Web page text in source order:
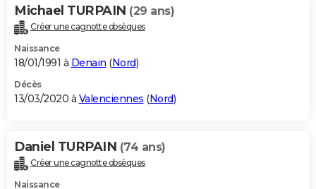
Michael TURPAIN (29 ans)
Créer une cagnotte obsèques
Naissance
18/01/1991 à Denain (Nord)
Décès
13/03/2020 à Valenciennes (Nord)
Daniel TURPAIN (74 ans)
Créer une cagnotte obsèques
Naissance